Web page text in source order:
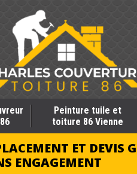
86
Peinture tuile et
toiture 86 Vienne
ET DEVIS
ENGAGEMENT